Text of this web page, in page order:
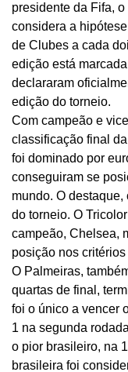
presidente da Fifa,
considera a
de Clubes a cada
edição está
declararam
edição do torneio.
Com campeão e
classificação final
foi dominado por
conseguiram se
mundo. O
do torneio. O
campeão, Chelsea,
posição nos
O Palmeiras,
quartas de final,
foi o único a vencer
1 na segunda
o pior brasileiro, na
brasileira foi